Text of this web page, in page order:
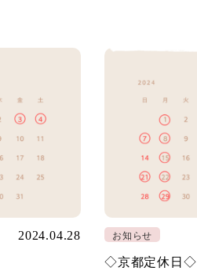
2024.04.28
お知らせ
◇京都定休日◇